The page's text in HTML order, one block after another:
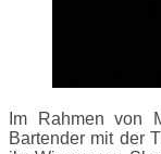
Im Rahmen von
Bartender mit der